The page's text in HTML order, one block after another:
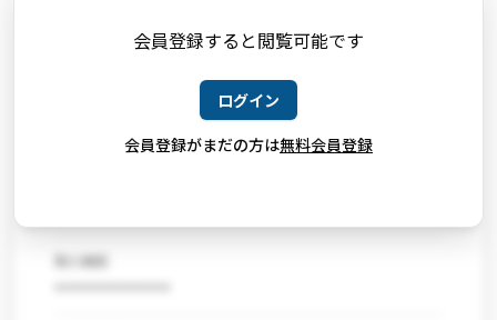
***************
取引期間
***************
会員登録すると閲覧可能です
ログイン
会員登録がまだの方は無料会員登録